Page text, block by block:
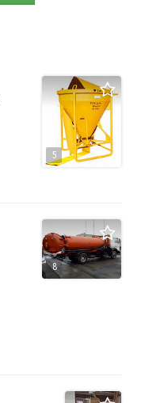
5
8